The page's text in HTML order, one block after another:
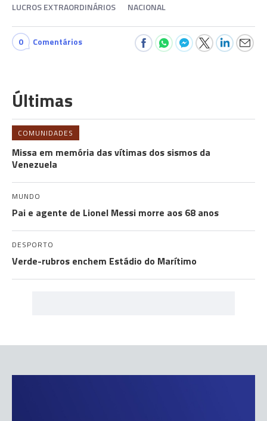
LUCROS EXTRAORDINÁRIOS
NACIONAL
0 Comentários
Últimas
COMUNIDADES
Missa em memória das vítimas dos sismos da
Venezuela
MUNDO
Pai e agente de Lionel Messi morre aos 68 anos
DESPORTO
Verde-rubros enchem Estádio do Marítimo